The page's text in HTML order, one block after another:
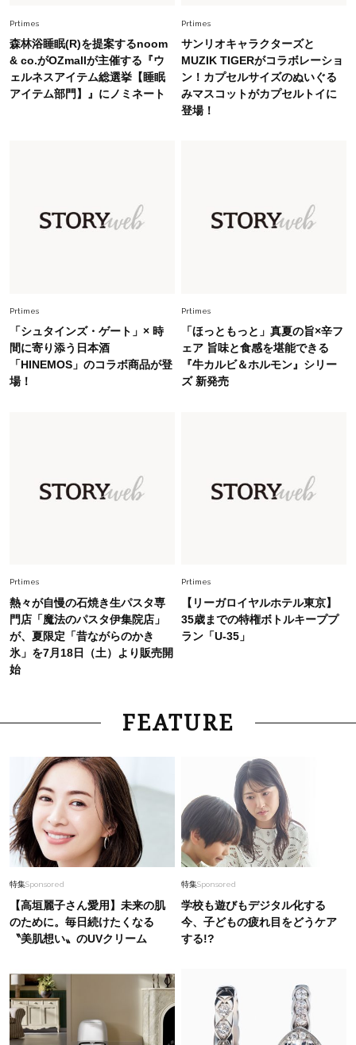
Fashion 2026.6.12
中村ゆりさん「40代になり、やっと“仕事以外の
幸福感”に目が向いた」ライフスタイルも、服も
Fashion 2026.5.29
初夏はこれさえあれば！40代は【淡色ワンピ】
で即涼しげ＆上品見え〈3選〉
2026.7.31
【40代のTシャツコーデ】超ビッグサイズ×きれ
毎日忙しい40代が頼れる！無難に見えない【ひ
とくせ黒ワンピ】〈5選〉
Prtimes
森林浴睡眠(R)を提案するnoom
& co.がOZmallが主催する『ウ
ェルネスアイテム総選挙【睡眠
アイテム部門】』にノミネート
Prtimes
サンリオキャラクターズと
MUZIK TIGERがコラボレーショ
ン！カプセルサイズのぬいぐる
みマスコットがカプセルトイに
登場！
Prtimes
「シュタインズ・ゲート」× 時
間に寄り添う日本酒
「HINEMOS」のコラボ商品が登
場！
Prtimes
「ほっともっと」真夏の旨×辛フ
ェア 旨味と食感を堪能できる
『牛カルビ＆ホルモン』シリー
ズ 新発売
Prtimes
熱々が自慢の石焼き生パスタ専
門店「魔法のパスタ伊集院店」
が、夏限定「昔ながらのかき
氷」を7月18日（土）より販売開
始
Prtimes
【リーガロイヤルホテル東京】
35歳までの特権ボトルキーププ
ラン「U-35」
FEATURE
特集Sponsored
【高垣麗子さん愛用】未来の肌
のために。毎日続けたくなる
〝美肌想い〟のUVクリーム
特集Sponsored
学校も遊びもデジタル化する
今、子どもの疲れ目をどうケア
する!?